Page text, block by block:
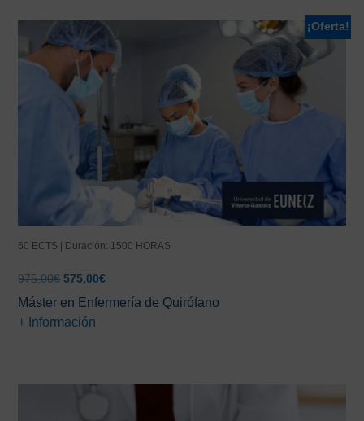
¡Oferta!
60 ECTS | Duración: 1500 HORAS
975,00€ El
precio
original
era:
575,00€El
precio
actual
Máster en Enfermería de Quirófano
+ Información